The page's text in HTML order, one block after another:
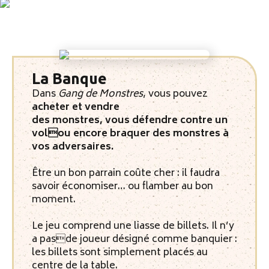
La Banque
DansGang de Monstres, vous pouvez
acheter et vendre
des monstres, vous défendre contre un
volou encore braquer des monstres à
vos adversaires.
Être un bon parrain coûte cher : il faudra
savoir économiser… ou flamber au bon
moment.
Le jeu comprend une liasse de billets. Il n’y
a pasde joueur désigné comme banquier :
les billets sont simplement placés au